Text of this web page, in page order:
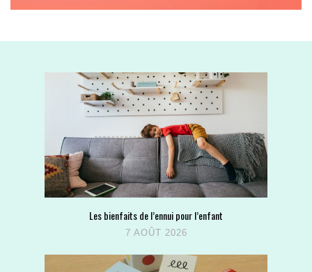
Les bienfaits de l’ennui pour l’enfant
7 AOÛT 2026